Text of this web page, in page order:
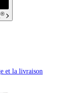
®
et la livraison